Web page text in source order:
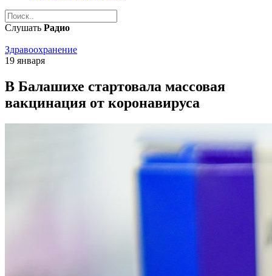
Слушать Радио
Здравоохранение
19 января
В Балашихе стартовала массовая
вакцинация от коронавируса